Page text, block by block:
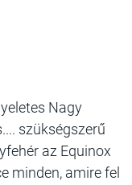
Nagy
szükségszerű
az Equinox
minden, amire fel